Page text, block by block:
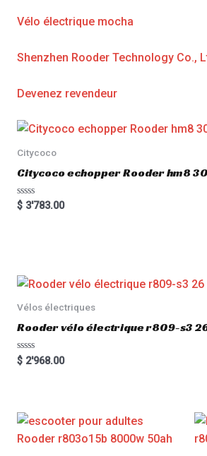
Vélo électrique mocha
Shenzhen Rooder Technology Co.,
Devenez revendeur
Citycoco
Citycoco echopper Rooder hm8
R
a
t
o
5
$3'783.00
Vélos électriques
Rooder vélo électrique r809-s3
R
a
o
u
t
o
$2'968.00